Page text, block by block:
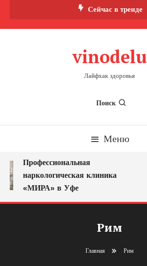
Сейчас в тренде
vinodelu
Лайфхак здоровья
Поиск
Меню
Профессиональная
наркологическая клиника
«МИРА» в Уфе
Рим
Главная Рим